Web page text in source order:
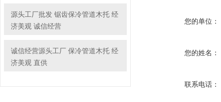
源头工厂批发 锯齿保冷管道木托 经
济美观 诚信经营
诚信经营源头工厂 保冷管道木托 经
济美观 直供
您的单位：
您的姓名：
联系电话：